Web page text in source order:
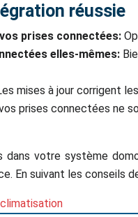
réussie
prises connectées:
elles-mêmes:
mises à jour corrigent
prises connectées ne
dans votre système
En suivant les conseils